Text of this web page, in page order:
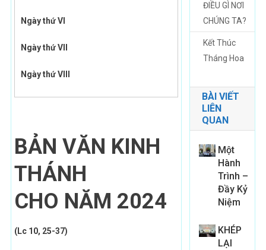
Ngày thứ VI
Ngày thứ VII
Ngày thứ VIII
BẢN VĂN KINH
THÁNH
CHO NĂM 2024
(Lc 10, 25-37)
ĐIỀU GÌ NƠI
CHÚNG TA?
Kết Thúc
Tháng Hoa
BÀI VIẾT
LIÊN
QUAN
Một
Hành
Trình –
Đầy Kỷ
Niệm
KHÉP
LẠI